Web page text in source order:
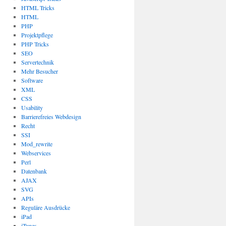
HTML Tricks
HTML
PHP
Projektpflege
PHP Tricks
SEO
Servertechnik
Mehr Besucher
Software
XML
CSS
Usability
Barrierefreies Webdesign
Recht
SSI
Mod_rewrite
Webservices
Perl
Datenbank
AJAX
SVG
APIs
Reguläre Ausdrücke
iPad